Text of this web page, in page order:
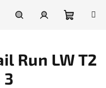
košík
Run LW T2
3